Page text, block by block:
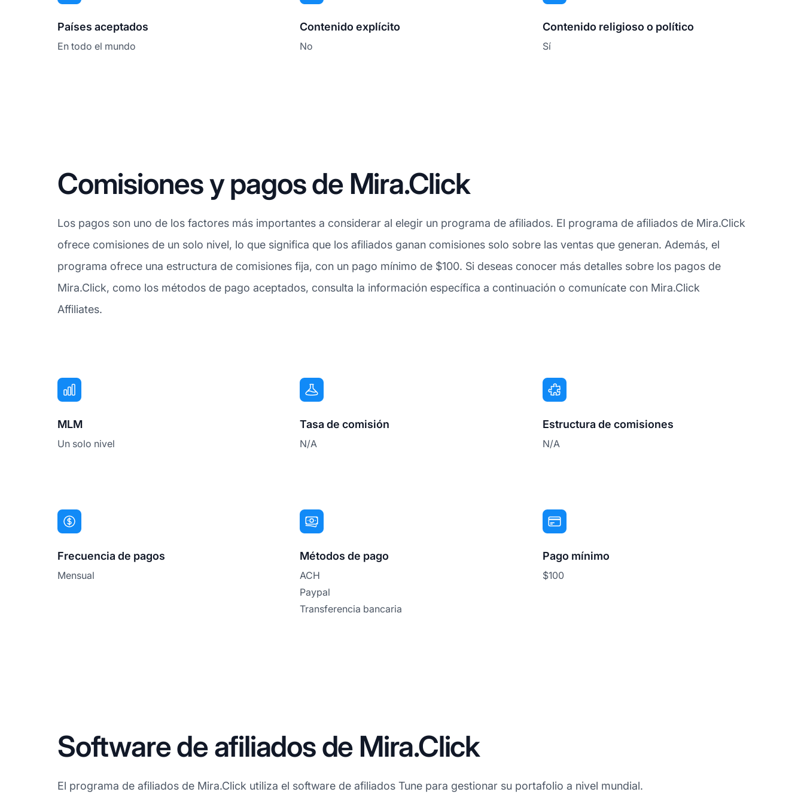
Países aceptados
En todo el mundo
Contenido explícito
No
Contenido religioso o político
Sí
Comisiones y pagos de Mira.Click
Los pagos son uno de los factores más importantes a considerar al elegir un programa de afiliados. El programa de afiliados de Mira.Click
ofrece comisiones de un solo nivel, lo que significa que los afiliados ganan comisiones solo sobre las ventas que generan. Además, el
programa ofrece una estructura de comisiones fija, con un pago mínimo de $100. Si deseas conocer más detalles sobre los pagos de
Mira.Click, como los métodos de pago aceptados, consulta la información específica a continuación o comunícate con Mira.Click
Affiliates.
MLM
Un solo nivel
Tasa de comisión
N/A
Estructura de comisiones
N/A
Frecuencia de pagos
Mensual
Métodos de pago
ACH
Paypal
Transferencia bancaria
Pago mínimo
$100
Software de afiliados de Mira.Click
El programa de afiliados de Mira.Click utiliza el software de afiliados Tune para gestionar su portafolio a nivel mundial.